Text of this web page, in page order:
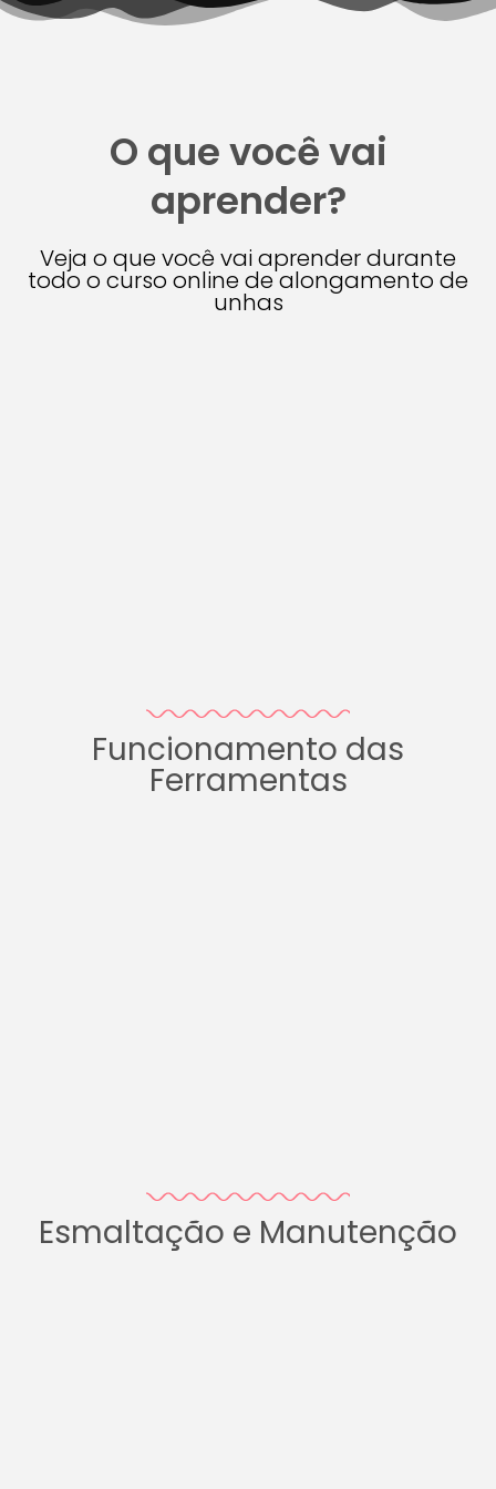
O que você vai
aprender?
Veja o que você vai aprender durante
todo o curso online de alongamento de
unhas
Funcionamento das
Ferramentas
Esmaltação e Manutenção